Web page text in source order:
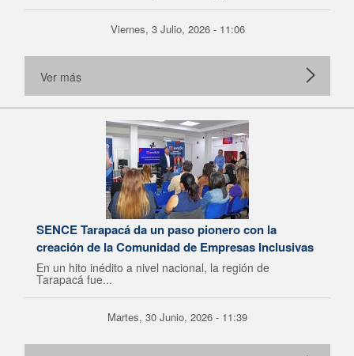
Viernes, 3 Julio, 2026 - 11:06
Ver más
SENCE Tarapacá da un paso pionero con la
creación de la Comunidad de Empresas Inclusivas
En un hito inédito a nivel nacional, la región de
Tarapacá fue...
Martes, 30 Junio, 2026 - 11:39